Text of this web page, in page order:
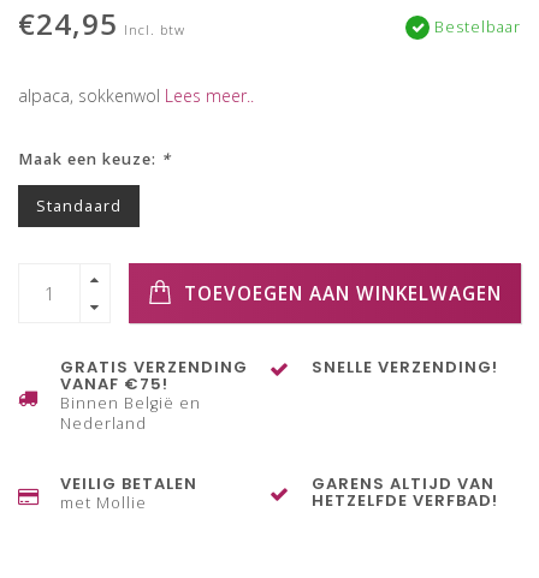
€24,95 Incl. btw Bestelbaar
alpaca, sokkenwol Lees meer..
Maak een keuze: *
Standaard
TOEVOEGEN AAN WINKELWAGEN
GRATIS VERZENDING
VANAF €75!
Binnen België en
Nederland
SNELLE VERZENDING!
VEILIG BETALEN
met Mollie
GARENS ALTIJD VAN
HETZELFDE VERFBAD!